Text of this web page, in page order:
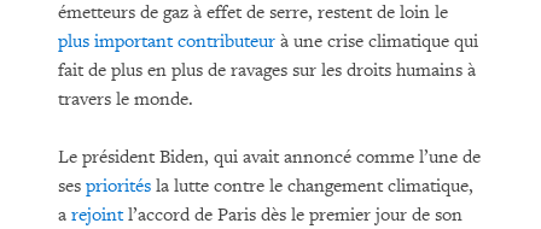
émetteurs de gaz à effet de serre, restent de loin le
plus important contributeur à une crise climatique qui
fait de plus en plus de ravages sur les droits humains à
travers le monde.
Le président Biden, qui avait annoncé comme l’une de
ses priorités la lutte contre le changement climatique,
a rejointl’accord de Paris dès le premier jour de son